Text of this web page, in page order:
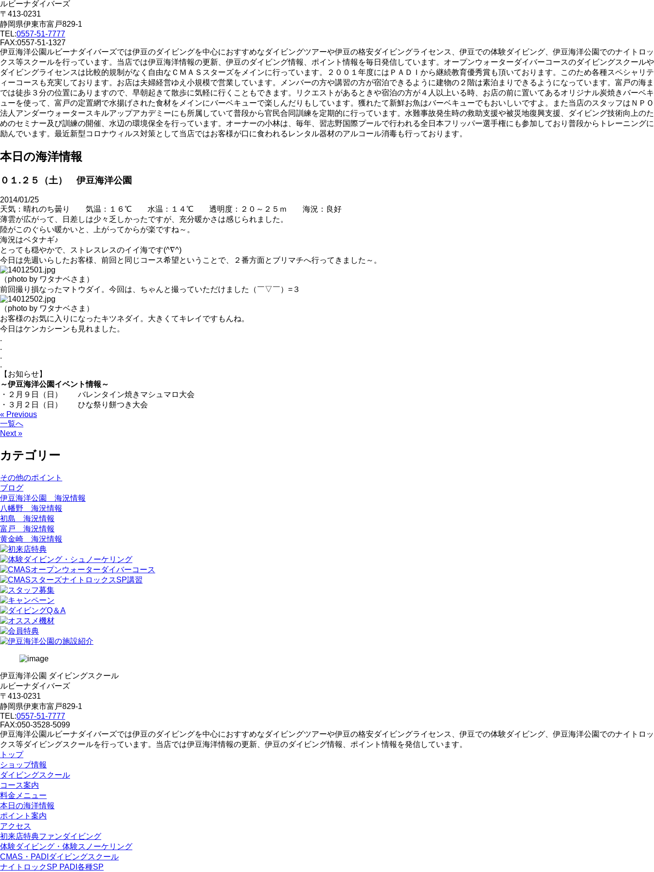
ルビーナダイバーズ
〒413-0231
静岡県伊東市富戸829-1
TEL:0557-51-7777
FAX:0557-51-1327
伊豆海洋公園ルビーナダイバーズでは伊豆のダイビングを中心におすすめなダイビングツアーや伊豆の格安ダイビングライセンス、伊豆での体験ダイビング、伊豆海洋公園でのナイトロッ
クス等スクールを行っています。当店では伊豆海洋情報の更新、伊豆のダイビング情報、ポイント情報を毎日発信しています。オープンウォーターダイバーコースのダイビングスクールや
ダイビングライセンスは比較的規制がなく自由なＣＭＡＳスターズをメインに行っています。２００１年度にはＰＡＤＩから継続教育優秀賞も頂いております。このため各種スペシャリテ
ィーコースも充実しております。お店は夫婦経営ゆえ小規模で営業しています。メンバーの方や講習の方が宿泊できるように建物の２階は素泊まりできるようになっています。富戸の海ま
では徒歩３分の位置にありますので、早朝起きて散歩に気軽に行くこともできます。リクエストがあるときや宿泊の方が４人以上いる時、お店の前に置いてあるオリジナル炭焼きバーベキ
ューを使って、富戸の定置網で水揚げされた食材をメインにバーベキューで楽しんだりもしています。獲れたて新鮮お魚はバーベキューでもおいしいですよ。また当店のスタッフはＮＰＯ
法人アンダーウォータースキルアップアカデミーにも所属していて普段から官民合同訓練を定期的に行っています。水難事故発生時の救助支援や被災地復興支援、ダイビング技術向上のた
めのセミナー及び訓練の開催、水辺の環境保全を行っています。オーナーの小林は、毎年、習志野国際プールで行われる全日本フリッパー選手権にも参加しており普段からトレーニングに
励んでいます。最近新型コロナウィルス対策として当店ではお客様が口に食われるレンタル器材のアルコール消毒も行っております。
本日の海洋情報
０１.２５（土） 伊豆海洋公園
2014/01/25
天気：晴れのち曇り 気温：１６℃ 水温：１４℃ 透明度：２０～２５ｍ 海況：良好
薄雲が広がって、日差しは少々乏しかったですが、充分暖かさは感じられました。
陸がこのぐらい暖かいと、上がってからが楽ですね～。
海況はベタナギ♪
とっても穏やかで、ストレスレスのイイ海です(^∇^)
今日は先週いらしたお客様、前回と同じコース希望ということで、２番方面とブリマチへ行ってきました～。
（photo by ワタナベさま）
前回撮り損なったマトウダイ。今回は、ちゃんと撮っていただけました（￣▽￣）=３
（photo by ワタナベさま）
お客様のお気に入りになったキツネダイ。大きくてキレイですもんね。
今日はケンカシーンも見れました。
.
.
.
.
【お知らせ】
～伊豆海洋公園イベント情報～
・２月９日（日） バレンタイン焼きマシュマロ大会
・３月２日（日） ひな祭り餅つき大会
« Previous
一覧へ
Next »
カテゴリー
その他のポイント
ブログ
伊豆海洋公園 海況情報
八幡野 海況情報
初島 海況情報
富戸 海況情報
黄金崎 海況情報
伊豆海洋公園 ダイビングスクール
ルビーナダイバーズ
〒413-0231
静岡県伊東市富戸829-1
TEL:0557-51-7777
FAX:050-3528-5099
伊豆海洋公園ルビーナダイバーズでは伊豆のダイビングを中心におすすめなダイビングツアーや伊豆の格安ダイビングライセンス、伊豆での体験ダイビング、伊豆海洋公園でのナイトロッ
クス等ダイビングスクールを行っています。当店では伊豆海洋情報の更新、伊豆のダイビング情報、ポイント情報を発信しています。
トップ
ショップ情報
ダイビングスクール
コース案内
料金メニュー
本日の海洋情報
ポイント案内
アクセス
初来店特典ファンダイビング
体験ダイビング・体験スノーケリング
CMAS・PADIダイビングスクール
ナイトロックSP PADI各種SP